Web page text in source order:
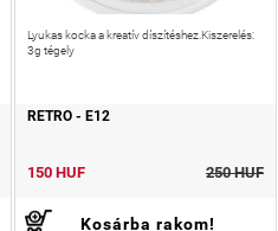
Lyukas kocka a kreatív díszítéshez.Kiszerelés:
3g tégely
RETRO - E12
150 HUF 250 HUF
Kosárba rakom!